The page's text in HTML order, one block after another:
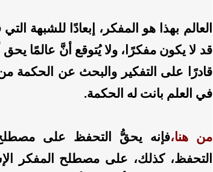
العالم بهذا هو المفكر، إبعادًا للشبهة
قد لا يكون مفكرًا، ولا يُتوقع أنَّ عالمًا
قادرًا على التفكير والبحث عن الحكمة
في العلم بانت له الحكمة.
من هنا،فإنه يحقُّ التحفظ على مصطلح
التحفظ، كذلك، على مصطلح المفكر